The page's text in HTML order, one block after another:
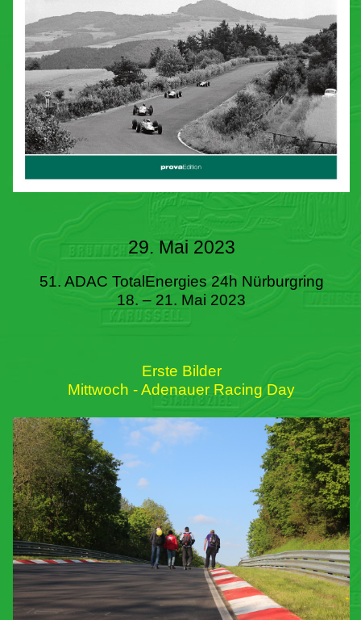
29. Mai 2023
51. ADAC TotalEnergies 24h Nürburgring
18. – 21. Mai 2023
Erste Bilder
Mittwoch - Adenauer Racing Day